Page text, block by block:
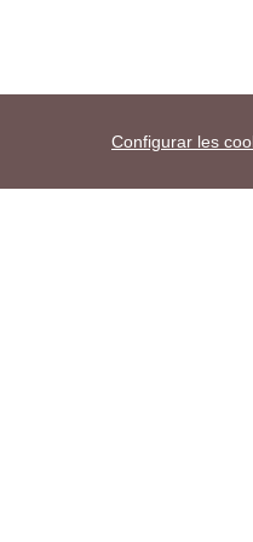
Configurar les